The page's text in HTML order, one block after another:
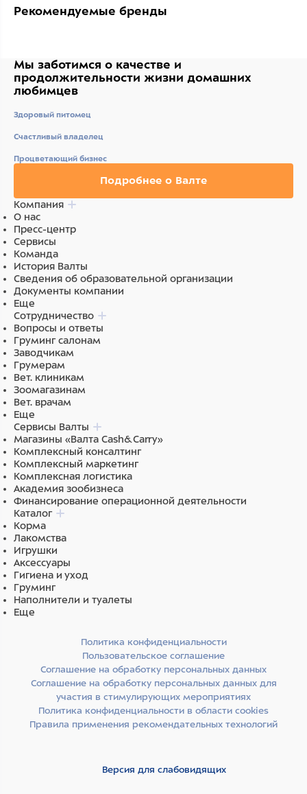
Рекомендуемые бренды
Мы заботимся о качестве и
продолжительности жизни домашних
любимцев
Здоровый питомец
Счастливый владелец
Процветающий бизнес
Подробнее о Валте
Компания
О нас
Пресс-центр
Сервисы
Команда
История Валты
Сведения об образовательной организации
Документы компании
Еще
Сотрудничество
Вопросы и ответы
Груминг салонам
Заводчикам
Грумерам
Вет. клиникам
Зоомагазинам
Вет. врачам
Еще
Сервисы Валты
Магазины «Валта Cash&Carry»
Комплексный консалтинг
Комплексный маркетинг
Комплексная логистика
Академия зообизнеса
Финансирование операционной деятельности
Каталог
Корма
Лакомства
Игрушки
Аксессуары
Гигиена и уход
Груминг
Наполнители и туалеты
Еще
Политика конфиденциальности
Пользовательское соглашение
Соглашение на обработку персональных данных
Соглашение на обработку персональных данных для
участия в стимулирующих мероприятиях
Политика конфиденциальности в области cookies
Правила применения рекомендательных технологий
Версия для слабовидящих